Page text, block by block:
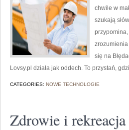
chwile w
szukają
przypomina,
się na
Lovsy.pl działa jak oddech. To przystań,
CATEGORIES: NOWE TECHNOLOGIE
Zdrowie i rekreacja